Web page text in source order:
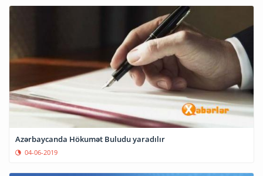
Azərbaycanda Hökumət Buludu yaradılır
04-06-2019